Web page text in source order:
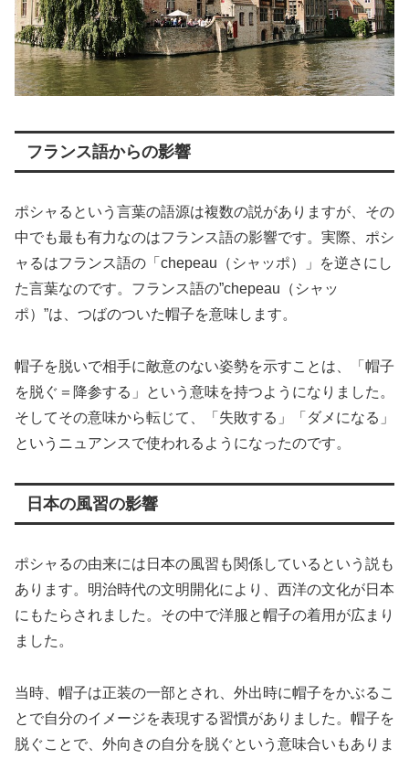
フランス語からの影響
ポシャるという言葉の語源は複数の説がありますが、その
中でも最も有力なのはフランス語の影響です。実際、ポシ
ャるはフランス語の「chepeau（シャッポ）」を逆さにし
た言葉なのです。フランス語の”chepeau（シャッ
ポ）”は、つばのついた帽子を意味します。
帽子を脱いで相手に敵意のない姿勢を示すことは、「帽子
を脱ぐ＝降参する」という意味を持つようになりました。
そしてその意味から転じて、「失敗する」「ダメになる」
というニュアンスで使われるようになったのです。
日本の風習の影響
ポシャるの由来には日本の風習も関係しているという説も
あります。明治時代の文明開化により、西洋の文化が日本
にもたらされました。その中で洋服と帽子の着用が広まり
ました。
当時、帽子は正装の一部とされ、外出時に帽子をかぶるこ
とで自分のイメージを表現する習慣がありました。帽子を
脱ぐことで、外向きの自分を脱ぐという意味合いもありま